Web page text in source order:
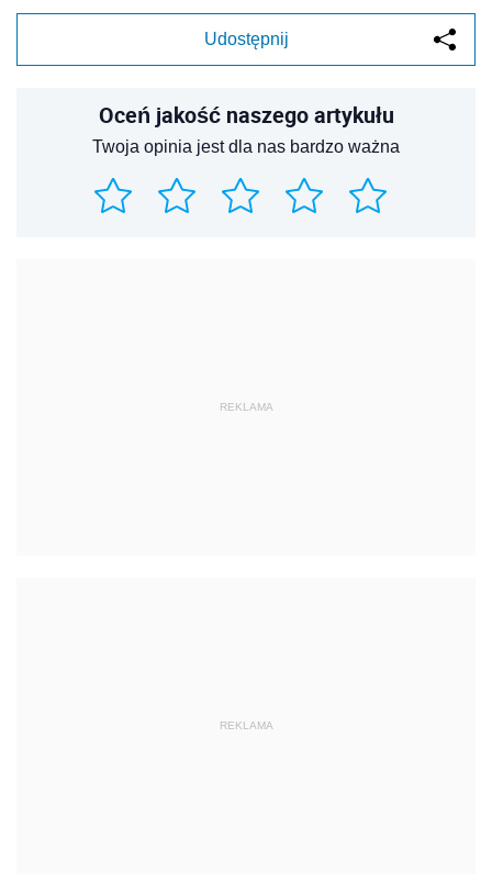
Udostępnij
Oceń jakość naszego artykułu
Twoja opinia jest dla nas bardzo ważna
REKLAMA
REKLAMA